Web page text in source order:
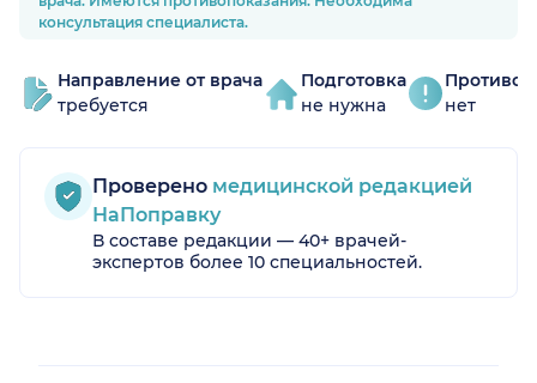
консультация специалиста.
Направление от врача
требуется
Подготовка
не нужна
нет
Проверено медицинской редакцией
НаПоправку
В составе редакции — 40+ врачей-
экспертов более 10 специальностей.